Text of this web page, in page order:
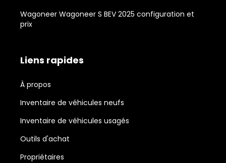
Wagoneer Wagoneer S BEV 2025 configuration et
prix
Liens rapides
À propos
Inventaire de véhicules neufs
Inventaire de véhicules usagés
Outils d'achat
Propriétaires